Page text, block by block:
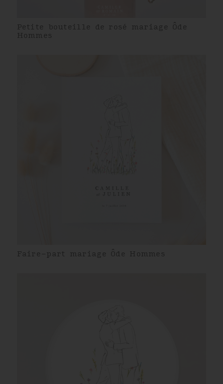
Petite bouteille de rosé mariage Ôde
Hommes
Faire-part mariage Ôde Hommes